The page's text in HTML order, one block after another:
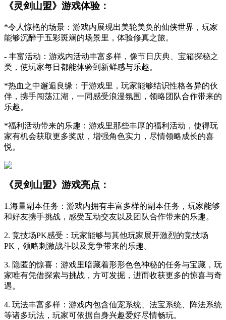
《灵剑山盟》游戏体验：
*令人惊艳的场景：游戏内展现出美轮美奂的仙侠世界，玩家
能够沉醉于五彩斑斓的场景里，体验修真之旅。
- 丰富活动：游戏内活动丰富多样，像节日庆典、宝箱探秘之
类，使玩家每日都能体验到新鲜感与乐趣。
*热血之中邂逅良缘：于游戏里，玩家能够结识性格各异的伙
伴，携手闯荡江湖，一同感受浪漫氛围，领略团队合作带来的
乐趣。
*福利活动带来的乐趣：游戏里那些丰厚的福利活动，使得玩
家有机会获取更多奖励，增强角色实力，尽情领略成长的喜
悦。
《灵剑山盟》游戏亮点：
1.海量副本任务：游戏内拥有丰富多样的副本任务，玩家能够
和好友携手挑战，感受互动交友以及团队合作带来的乐趣。
2. 竞技场PK感受：玩家能够与其他玩家展开激烈的竞技场
PK，领略刺激战斗以及竞争带来的乐趣。
3. 隐匿的惊喜：游戏里暗藏着形形色色神秘的任务与宝藏，玩
家唯有凭借探索与挑战，方可发掘，进而收获更多的惊喜与奇
遇。
4. 玩法丰富多样：游戏内包含仙宠系统、法宝系统、阵法系统
等诸多玩法，玩家可依据自身兴趣爱好尽情畅玩。